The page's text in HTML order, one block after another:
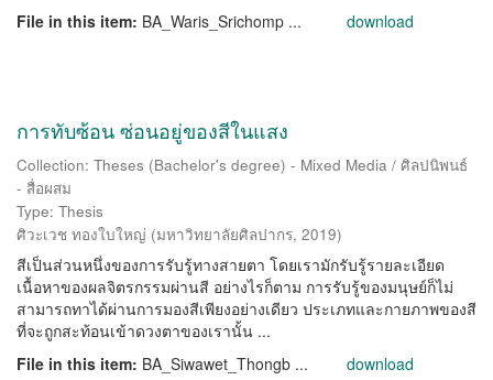
File in this item: BA_Waris_Srichomp ... download
การทับซ้อน ซ่อนอยู่ของสีในแสง
Collection: Theses (Bachelor's degree) - Mixed Media / ศิลปนิพนธ์
- สื่อผสม
Type: Thesis
ศิวะเวช ทองใบใหญ่ (มหาวิทยาลัยศิลปากร, 2019)
สีเป็นส่วนหนึ่งของการรับรู้ทางสายตา โดยเรามักรับรู้รายละเอียด
เนื้อหาของผลจิตรกรรมผ่านสี อย่างไรก็ตาม การรับรู้ของมนุษย์ก็ไม่
สามารถทาได้ผ่านการมองสีเพียงอย่างเดียว ประเภทและกายภาพของสี
ที่จะถูกสะท้อนเข้าดวงตาของเรานั้น ...
File in this item: BA_Siwawet_Thongb ... download